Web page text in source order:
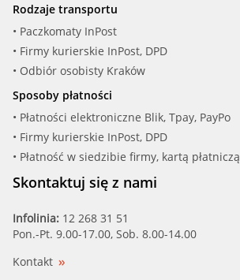
Rodzaje transportu
• Paczkomaty InPost
• Firmy kurierskie InPost, DPD
• Odbiór osobisty Kraków
Sposoby płatności
• Płatności elektroniczne Blik, Tpay, PayPo
• Firmy kurierskie InPost, DPD
• Płatność w siedzibie firmy, kartą płatniczą
Skontaktuj się z nami
Infolinia: 12 268 31 51
Pon.-Pt. 9.00-17.00, Sob. 8.00-14.00
Kontakt